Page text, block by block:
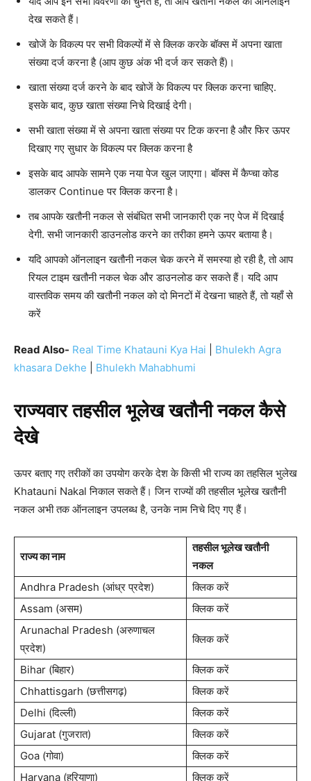
देख सकते हैं।
खोजें के विकल्प पर सभी विकल्पों में से क्लिक करके बॉक्स में अपना खाता
संख्या दर्ज करना है (आप कुछ अंक भी दर्ज कर सकते हैं)।
खाता संख्या दर्ज करने के बाद खोजें के विकल्प पर क्लिक करना चाहिए.
इसके बाद, कुछ खाता संख्या निचे दिखाई देगी।
सभी खाता संख्या में से अपना खाता संख्या पर टिक करना है और फिर ऊपर
दिखाए गए सुधार के विकल्प पर क्लिक करना है
इसके बाद आपके सामने एक नया पेज खुल जाएगा। बॉक्स में कैप्चा कोड
डालकर Continue पर क्लिक करना है।
तब आपके खतौनी नकल से संबंधित सभी जानकारी एक नए पेज में दिखाई
देगी. सभी जानकारी डाउनलोड करने का तरीका हमने ऊपर बताया है।
यदि आपको ऑनलाइन खतौनी नकल चेक करने में समस्या हो रही है, तो आप
रियल टाइम खतौनी नकल चेक और डाउनलोड कर सकते हैं। यदि आप
वास्तविक समय की खतौनी नकल को दो मिनटों में देखना चाहते हैं, तो यहाँ से
करें
Read Also- Real Time Khatauni Kya Hai
Bhulekh Agra
khasara Dekhe
Bhulekh Mahabhumi
राज्यवार तहसील भूलेख खतौनी नकल कैसे
देखे
ऊपर बताए गए तरीकों का उपयोग करके देश के किसी भी राज्य का तहसिल भुलेख
Khatauni Nakal निकाल सकते हैं। जिन राज्यों की तहसील भूलेख खतौनी
नकल अभी तक ऑनलाइन उपलब्ध है, उनके नाम निचे दिए गए हैं।
राज्य का नाम
तहसील भूलेख खतौनी
नकल
Andhra Pradesh (आंध्र प्रदेश)
क्लिक करें
Assam (असम)
क्लिक करें
Arunachal Pradesh (अरुणाचल
प्रदेश)
क्लिक करें
Bihar (बिहार)
क्लिक करें
Chhattisgarh (छत्तीसगढ़)
क्लिक करें
Delhi (दिल्ली)
क्लिक करें
Gujarat (गुजरात)
क्लिक करें
Goa (गोवा)
क्लिक करें
Haryana (हरियाणा)
क्लिक करें